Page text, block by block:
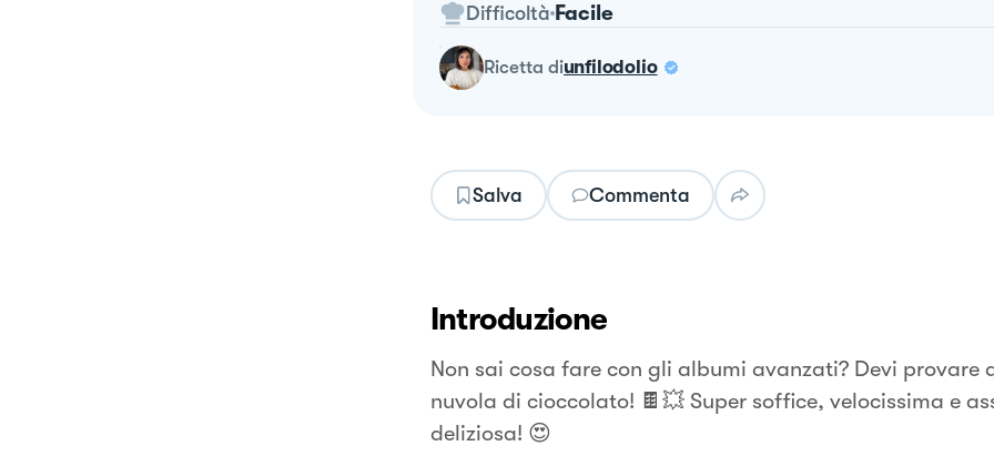
Difficoltà Facile
ricetta diunfilodolio
Salva Commenta
Introduzione
Non sai cosa fare con gli albumi avanzati? Devi provare
nuvola di cioccolato! 🍫💥 Super soffice, velocissima e
deliziosa! 😍